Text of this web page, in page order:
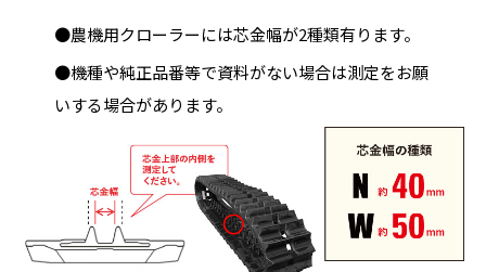
●農機用クローラーには芯金幅が2種類有ります。
●機種や純正品番等で資料がない場合は測定をお願
いする場合があります。